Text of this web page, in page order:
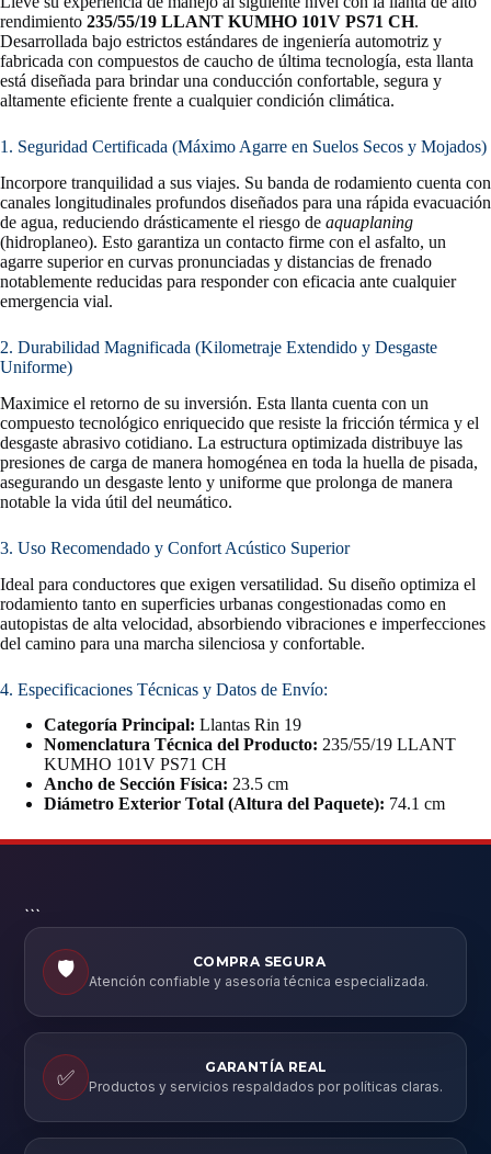
rendimiento 235/55/19 LLANT KUMHO 101V PS71 CH.
Desarrollada bajo estrictos estándares de ingeniería automotriz y
fabricada con compuestos de caucho de última tecnología, esta llanta
está diseñada para brindar una conducción confortable, segura y
altamente eficiente frente a cualquier condición climática.
1. Seguridad Certificada (Máximo Agarre en Suelos Secos y Mojados)
Incorpore tranquilidad a sus viajes. Su banda de rodamiento cuenta con
canales longitudinales profundos diseñados para una rápida evacuación
de agua, reduciendo drásticamente el riesgo de aquaplaning
(hidroplaneo). Esto garantiza un contacto firme con el asfalto, un
agarre superior en curvas pronunciadas y distancias de frenado
notablemente reducidas para responder con eficacia ante cualquier
emergencia vial.
2. Durabilidad Magnificada (Kilometraje Extendido y Desgaste
Uniforme)
Maximice el retorno de su inversión. Esta llanta cuenta con un
compuesto tecnológico enriquecido que resiste la fricción térmica y el
desgaste abrasivo cotidiano. La estructura optimizada distribuye las
presiones de carga de manera homogénea en toda la huella de pisada,
asegurando un desgaste lento y uniforme que prolonga de manera
notable la vida útil del neumático.
3. Uso Recomendado y Confort Acústico Superior
Ideal para conductores que exigen versatilidad. Su diseño optimiza el
rodamiento tanto en superficies urbanas congestionadas como en
autopistas de alta velocidad, absorbiendo vibraciones e imperfecciones
del camino para una marcha silenciosa y confortable.
4. Especificaciones Técnicas y Datos de Envío:
Categoría Principal: Llantas Rin 19
Nomenclatura Técnica del Producto: 235/55/19 LLANT
KUMHO 101V PS71 CH
Ancho de Sección Física: 23.5 cm
Diámetro Exterior Total (Altura del Paquete): 74.1 cm
```
🛡️
COMPRA SEGURA
Atención confiable y asesoría técnica especializada.
✅
GARANTÍA REAL
Productos y servicios respaldados por políticas claras.